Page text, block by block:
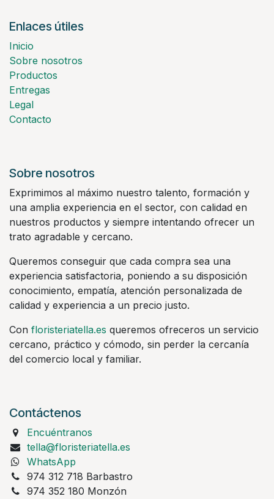
Enlaces útiles
Inicio
Sobre nosotros
Productos
Entregas
Legal
Contacto
Sobre nosotros
Exprimimos al máximo nuestro talento, formación y
una amplia experiencia en el sector, con calidad en
nuestros productos y siempre intentando ofrecer un
trato agradable y cercano.
Queremos conseguir que cada compra sea una
experiencia satisfactoria, poniendo a su disposición
conocimiento, empatía, atención personalizada de
calidad y experiencia a un precio justo.
Con floristeriatella.es queremos ofreceros un servicio
cercano, práctico y cómodo, sin perder la cercanía
del comercio local y familiar.
Contáctenos
Encuéntranos
tella@floristeriatella.es
WhatsApp
974 312 718 Barbastro
974 352 180 Monzón